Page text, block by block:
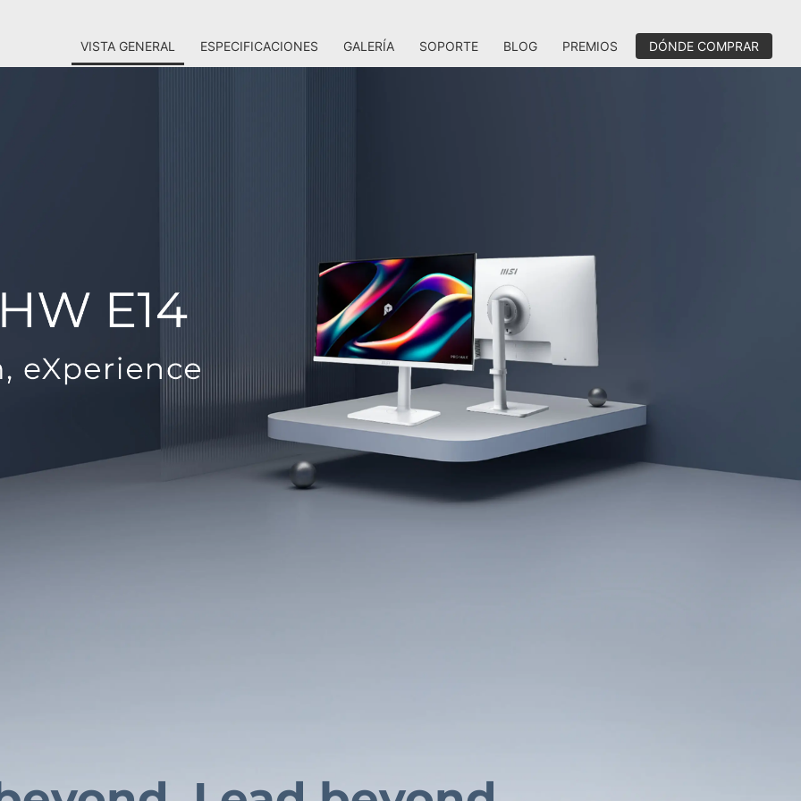
VISTA GENERAL ESPECIFICACIONES GALERÍA SOPORTE BLOG PREMIOS DÓNDE COMPRAR